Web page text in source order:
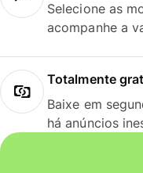
Selecione as
acompanhe a
Totalmente
Baixe em
há anúncios